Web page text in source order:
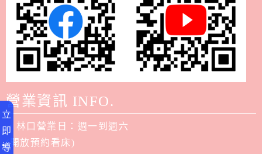
營業資訊 INFO.
．林口營業日：週一到週六
(開放預約看床)
立
即
導